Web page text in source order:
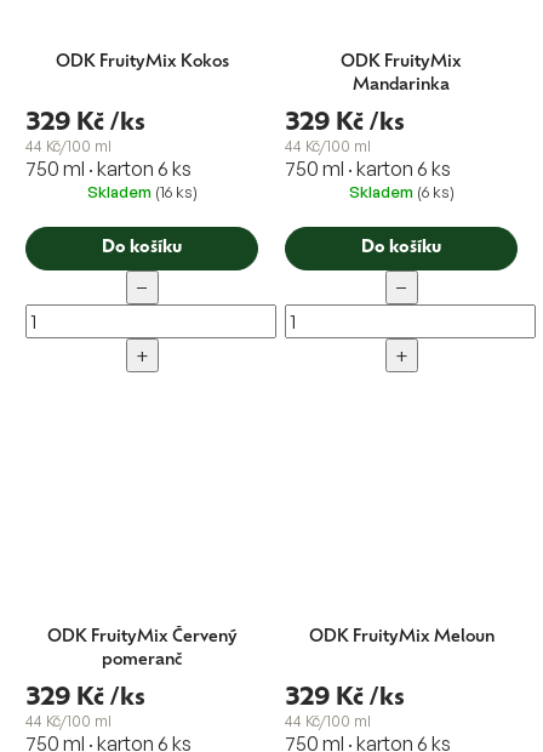
ODK FruityMix Kokos
329 Kč /ks
44 Kč/100 ml
750 ml · karton 6 ks
Skladem (16 ks)
Do košíku
−
+
ODK FruityMix
Mandarinka
329 Kč /ks
44 Kč/100 ml
750 ml · karton 6 ks
Skladem (6 ks)
Do košíku
−
+
ODK FruityMix Červený
pomeranč
329 Kč /ks
44 Kč/100 ml
750 ml · karton 6 ks
ODK FruityMix Meloun
329 Kč /ks
44 Kč/100 ml
750 ml · karton 6 ks